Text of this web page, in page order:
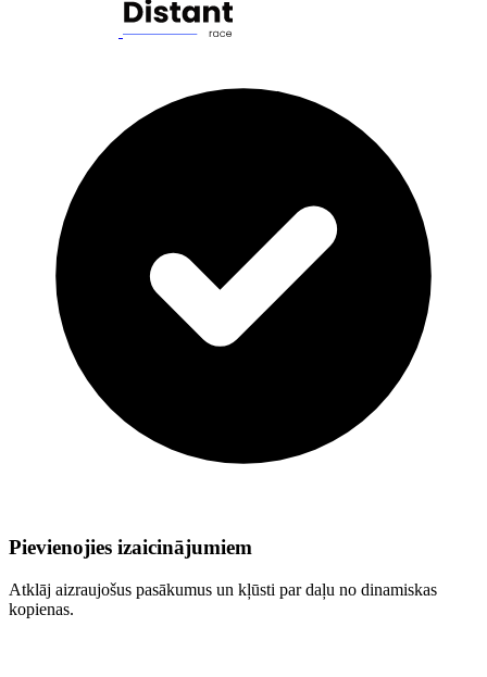
Pievienojies izaicinājumiem
Atklāj aizraujošus pasākumus un kļūsti par daļu no dinamiskas
kopienas.